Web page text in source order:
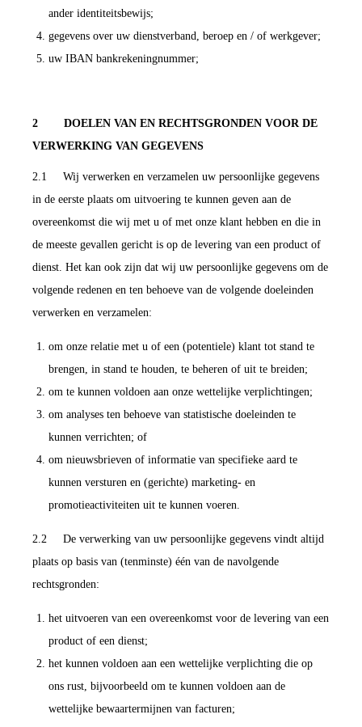
ander identiteitsbewijs;
gegevens over uw dienstverband, beroep en / of werkgever;
uw IBAN bankrekeningnummer;
2 DOELEN VAN EN RECHTSGRONDEN VOOR DE
VERWERKING VAN GEGEVENS
2.1 Wij verwerken en verzamelen uw persoonlijke gegevens
in de eerste plaats om uitvoering te kunnen geven aan de
overeenkomst die wij met u of met onze klant hebben en die in
de meeste gevallen gericht is op de levering van een product of
dienst. Het kan ook zijn dat wij uw persoonlijke gegevens om de
volgende redenen en ten behoeve van de volgende doeleinden
verwerken en verzamelen:
om onze relatie met u of een (potentiele) klant tot stand te
brengen, in stand te houden, te beheren of uit te breiden;
om te kunnen voldoen aan onze wettelijke verplichtingen;
om analyses ten behoeve van statistische doeleinden te
kunnen verrichten; of
om nieuwsbrieven of informatie van specifieke aard te
kunnen versturen en (gerichte) marketing- en
promotieactiviteiten uit te kunnen voeren.
2.2 De verwerking van uw persoonlijke gegevens vindt altijd
plaats op basis van (tenminste) één van de navolgende
rechtsgronden:
het uitvoeren van een overeenkomst voor de levering van een
product of een dienst;
het kunnen voldoen aan een wettelijke verplichting die op
ons rust, bijvoorbeeld om te kunnen voldoen aan de
wettelijke bewaartermijnen van facturen;